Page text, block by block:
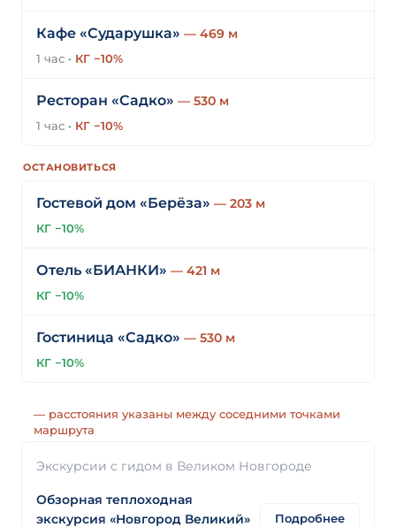
Кафе «Сударушка» — 469 м
1 час · КГ −10%
Ресторан «Садко» — 530 м
1 час · КГ −10%
ОСТАНОВИТЬСЯ
Гостевой дом «Берёза» — 203 м
КГ −10%
Отель «БИАНКИ» — 421 м
КГ −10%
Гостиница «Садко» — 530 м
КГ −10%
— расстояния указаны между соседними точками
маршрута
Экскурсии с гидом в Великом Новгороде
Обзорная теплоходная
экскурсия «Новгород Великий»
Подробнее